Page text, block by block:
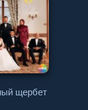
щербет